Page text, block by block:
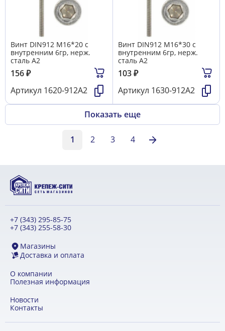
Винт DIN912 М16*20 с
внутренним 6гр, нерж.
сталь А2
156₽
Артикул 1620-912А2
Винт DIN912 М16*30 с
внутренним 6гр, нерж.
сталь А2
103₽
Артикул 1630-912А2
Показать еще
1 2 3 4
+7 (343) 295-85-75
+7 (343) 255-58-30
Магазины
Доставка и оплата
О компании
Полезная информация
Новости
Контакты